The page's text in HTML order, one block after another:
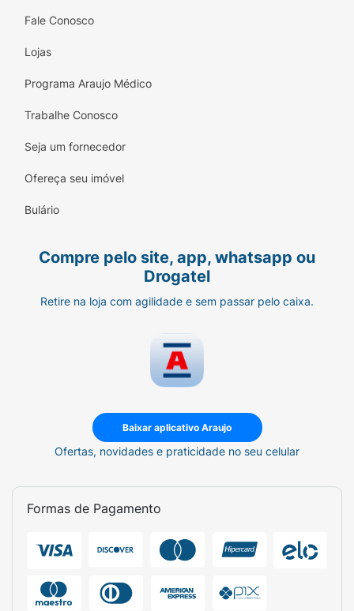
Fale Conosco
Lojas
Programa Araujo Médico
Trabalhe Conosco
Seja um fornecedor
Ofereça seu imóvel
Bulário
Compre pelo site, app, whatsapp ou
Drogatel
Retire na loja com agilidade e sem passar pelo caixa.
Baixar aplicativo Araujo
Ofertas, novidades e praticidade no seu celular
Formas de Pagamento